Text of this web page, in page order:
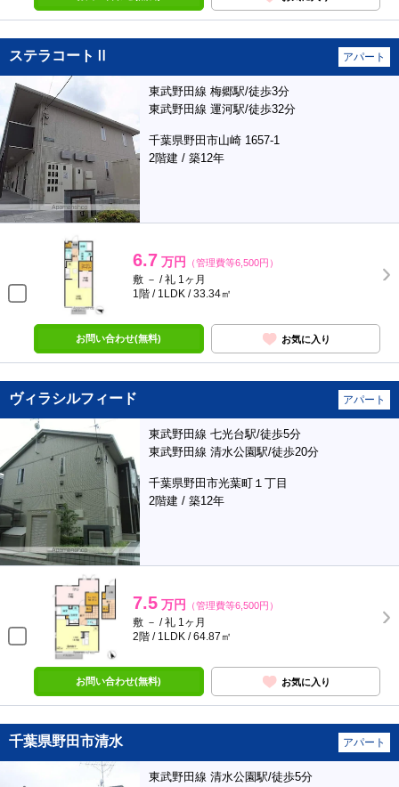
ステラコートⅡ アパート
東武野田線 梅郷駅/徒歩3分
東武野田線 運河駅/徒歩32分
千葉県野田市山崎 1657-1
2階建 / 築12年
6.7 万円 （管理費等6,500円）
敷 － / 礼 1ヶ月
1階 / 1LDK / 33.34㎡
お問い合わせ(無料) お気に入り
ヴィラシルフィード アパート
東武野田線 七光台駅/徒歩5分
東武野田線 清水公園駅/徒歩20分
千葉県野田市光葉町１丁目
2階建 / 築12年
7.5 万円 （管理費等6,500円）
敷 － / 礼 1ヶ月
2階 / 1LDK / 64.87㎡
お問い合わせ(無料) お気に入り
千葉県野田市清水 アパート
東武野田線 清水公園駅/徒歩5分